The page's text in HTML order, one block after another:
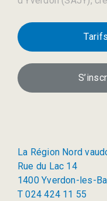
La Région Nord
Rue du Lac 14
1400 Yverdon-les-
T 024 424 11 55